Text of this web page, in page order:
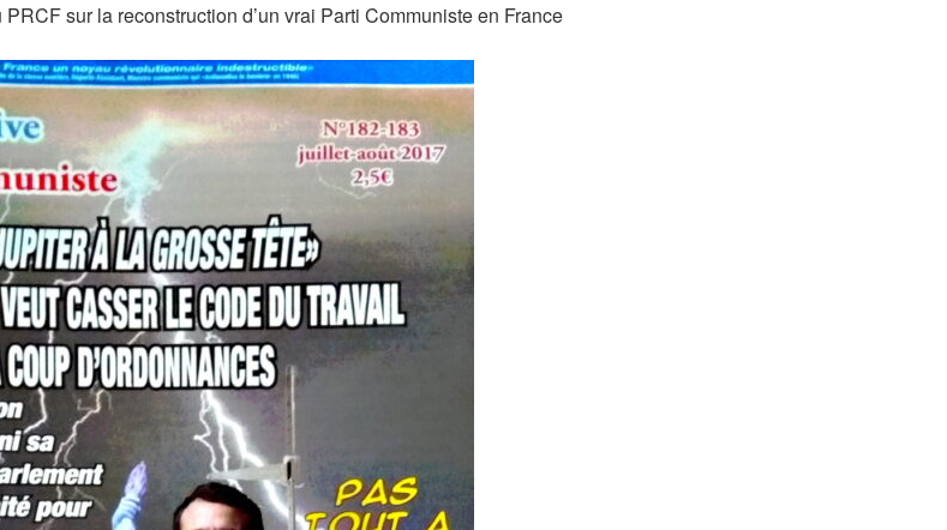
sur la reconstruction d’un vrai Parti Communiste en France